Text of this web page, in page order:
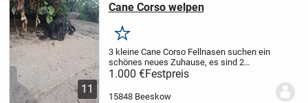
11
Cane Corso welpen
Merken
3 kleine Cane Corso Fellnasen suchen ein
schönes neues Zuhause, es sind 2
Weibchen und 1 Männchen sie sind alle
schwarz weiß und wurden am 15.2.2026
geboren, bei Angabe sind sie vollständig
1.000 €Festpreis
15848 Beeskow